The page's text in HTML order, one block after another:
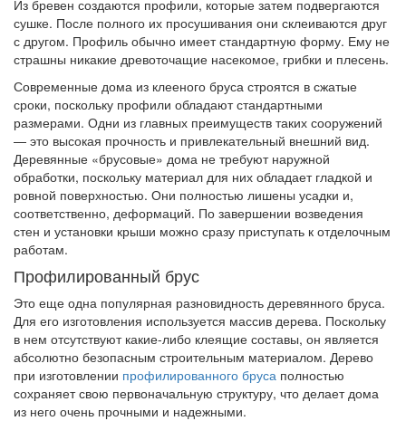
Из бревен создаются профили, которые затем подвергаются
сушке. После полного их просушивания они склеиваются друг
с другом. Профиль обычно имеет стандартную форму. Ему не
страшны никакие древоточащие насекомое, грибки и плесень.
Современные дома из клееного бруса строятся в сжатые
сроки, поскольку профили обладают стандартными
размерами. Одни из главных преимуществ таких сооружений
— это высокая прочность и привлекательный внешний вид.
Деревянные «брусовые» дома не требуют наружной
обработки, поскольку материал для них обладает гладкой и
ровной поверхностью. Они полностью лишены усадки и,
соответственно, деформаций. По завершении возведения
стен и установки крыши можно сразу приступать к отделочным
работам.
Профилированный брус
Это еще одна популярная разновидность деревянного бруса.
Для его изготовления используется массив дерева. Поскольку
в нем отсутствуют какие-либо клеящие составы, он является
абсолютно безопасным строительным материалом. Дерево
при изготовлении профилированного бруса полностью
сохраняет свою первоначальную структуру, что делает дома
из него очень прочными и надежными.